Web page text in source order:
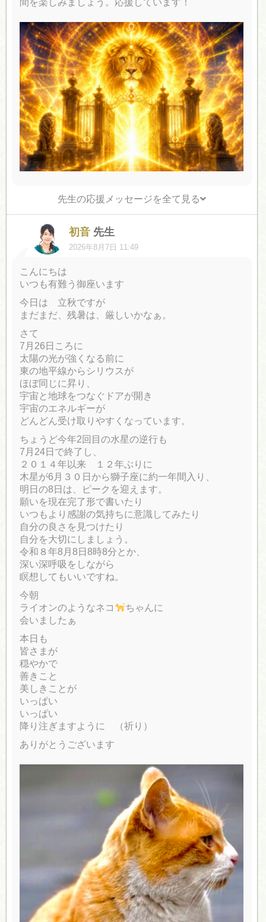
間を楽しみましょう。応援しています！
先生の応援メッセージを全て見る
初音 先生
2026年8月7日 11:49
こんにちは
いつも有難う御座います
今日は 立秋ですが
まだまだ、残暑は、厳しいかなぁ。
さて
7月26日ころに
太陽の光が強くなる前に
東の地平線からシリウスが
ほぼ同じに昇り、
宇宙と地球をつなぐドアが開き
宇宙のエネルギーが
どんどん受け取りやすくなっています。
ちょうど今年2回目の水星の逆行も
7月24日で終了し、
２０１４年以来 １２年ぶりに
木星が6月３０日から獅子座に約一年間入り、
明日の8日は、ピークを迎えます。
願いを現在完了形で書いたり
いつもより感謝の気持ちに意識してみたり
自分の良さを見つけたり
自分を大切にしましょう。
令和８年8月8日8時8分とか、
深い深呼吸をしながら
瞑想してもいいですね。
今朝
ライオンのようなネコ
ちゃんに
会いましたぁ
本日も
皆さまが
穏やかで
善きこと
美しきことが
いっぱい
いっぱい
降り注ぎますように （祈り）
ありがとうございます